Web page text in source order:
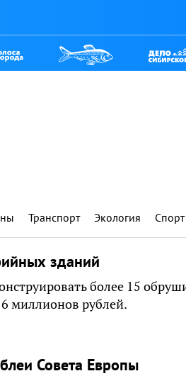
Транспорт Экология Спорт
зданий
более 15
миллионов рублей.
Совета Европы